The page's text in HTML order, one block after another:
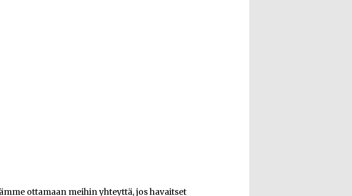
ottamaan meihin yhteyttä, jos havaitset